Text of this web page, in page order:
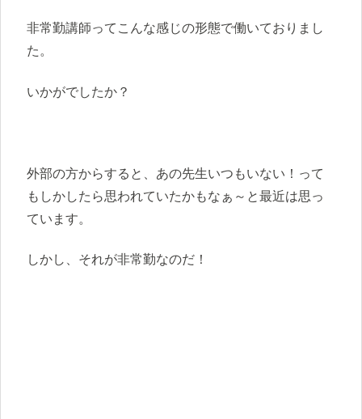
非常勤講師ってこんな感じの形態で働いておりまし
た。
いかがでしたか？
外部の方からすると、あの先生いつもいない！って
もしかしたら思われていたかもなぁ～と最近は思っ
ています。
しかし、それが非常勤なのだ！